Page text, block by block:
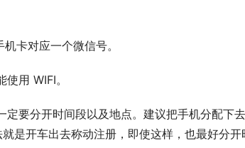
卡对应一个微信号。
用 WIFI。
要分开时间段以及地点。建议把手机分配下
是开车出去称动注册，即使这样，也最好分